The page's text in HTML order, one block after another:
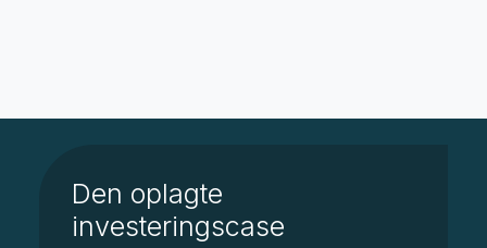
Den oplagte
investeringscase